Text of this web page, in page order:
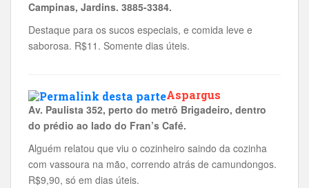
Campinas, Jardins. 3885-3384.
Destaque para os sucos especiais, e comida leve e
saborosa. R$11. Somente dias úteis.
Aspargus
Av. Paulista 352, perto do metrô Brigadeiro, dentro
do prédio ao lado do Fran’s Café.
Alguém relatou que viu o cozinheiro saindo da cozinha
com vassoura na mão, correndo atrás de camundongos.
R$9,90, só em dias úteis.